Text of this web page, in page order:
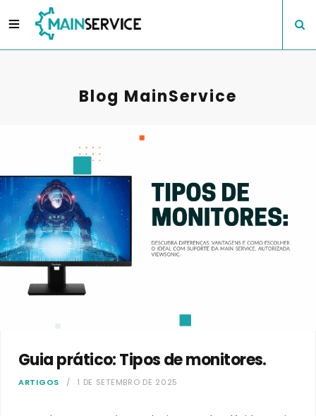
Blog MainService
Guia prático: Tipos de monitores.
ARTIGOS 1 DE SETEMBRO DE 2025